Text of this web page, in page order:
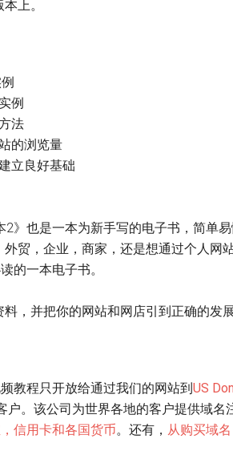
上。
例
法
的浏览量
立良好基础
2》也是一本为新手写的电子书，简单
贸，企业，商家，还是想通过个人网
的一本电子书。
，并把你的网站和网店引到正确的发展
教程只开放给通过我们的网站到US
户。该公司为世界各地的客户提供域名
信用卡和各国货币。还有， 从购买域